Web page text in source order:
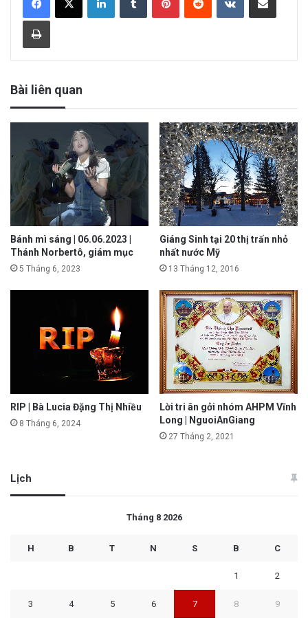
Bài liên quan
Bánh mì sáng | 06.06.2023 |
Thánh Norbertô, giám mục
5 Tháng 6, 2023
Giáng Sinh tại 20 thị trấn nhỏ
nhất nước Mỹ
13 Tháng 12, 2016
RIP | Bà Lucia Đặng Thị Nhiều
8 Tháng 6, 2024
Lời tri ân gởi nhóm AHPM Vĩnh
Long | NguoiAnGiang
27 Tháng 2, 2021
Lịch
Tháng 8 2026
H B T N S B C
1 2
3 4 5 6 7 8 9